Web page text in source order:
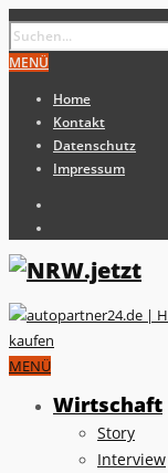
MENÜ
Home
Kontakt
Datenschutz
Impressum
MENÜ
Wirtschaft
Story
Interview